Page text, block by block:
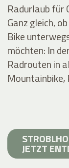
Radurlaub für
Ganz gleich,
Bike
möchten: In
Radrouten in
Mountainbike,
JETZT